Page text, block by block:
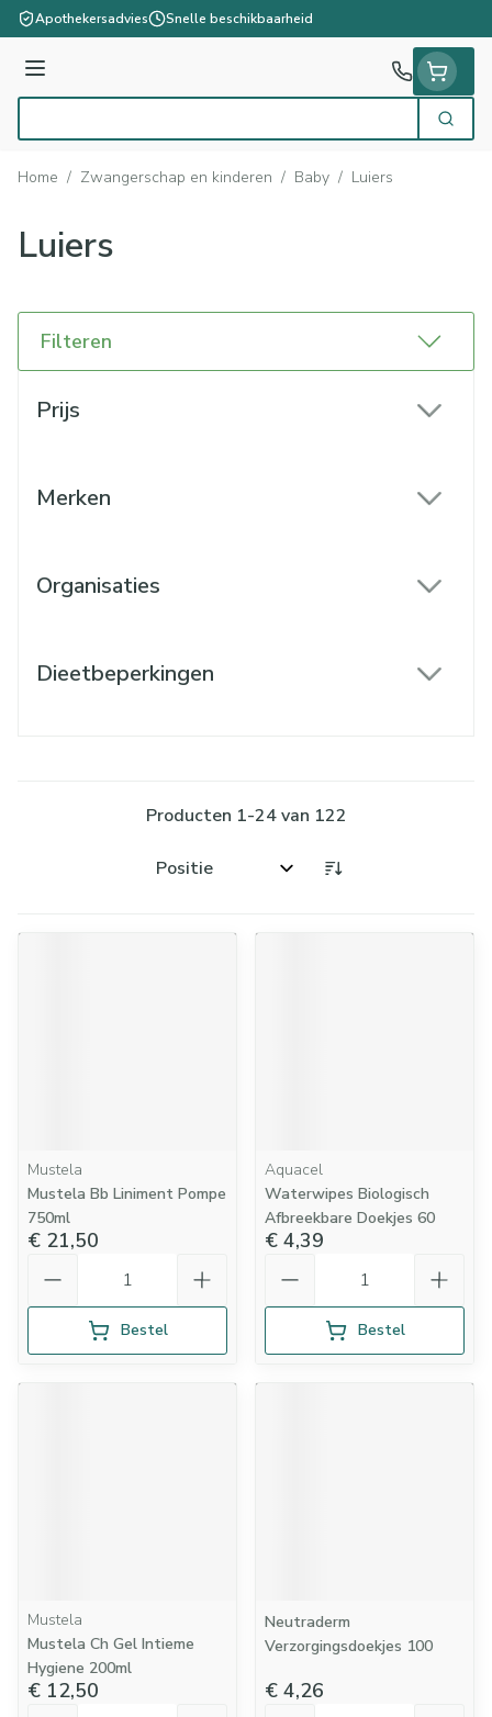
Ga naar de inhoud
Apothekersadvies Snelle beschikbaarheid
Menu
Zoek
Home / Zwangerschap en kinderen / Baby / Luiers
Luiers
Filteren
Prijs
Merken
Organisaties
Dieetbeperkingen
Producten 1-24van 122
Sorteer op:
Mustela
Mustela Bb Liniment Pompe
750ml
€ 21,50
Bestel
Aquacel
Waterwipes Biologisch
Afbreekbare Doekjes 60
€ 4,39
Bestel
Mustela
Mustela Ch Gel Intieme
Hygiene 200ml
€ 12,50
Neutraderm
Verzorgingsdoekjes 100
€ 4,26